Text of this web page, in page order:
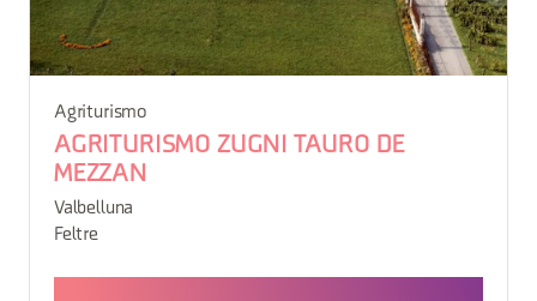
Agriturismo
AGRITURISMO ZUGNI TAURO DE
MEZZAN
Valbelluna
Feltre